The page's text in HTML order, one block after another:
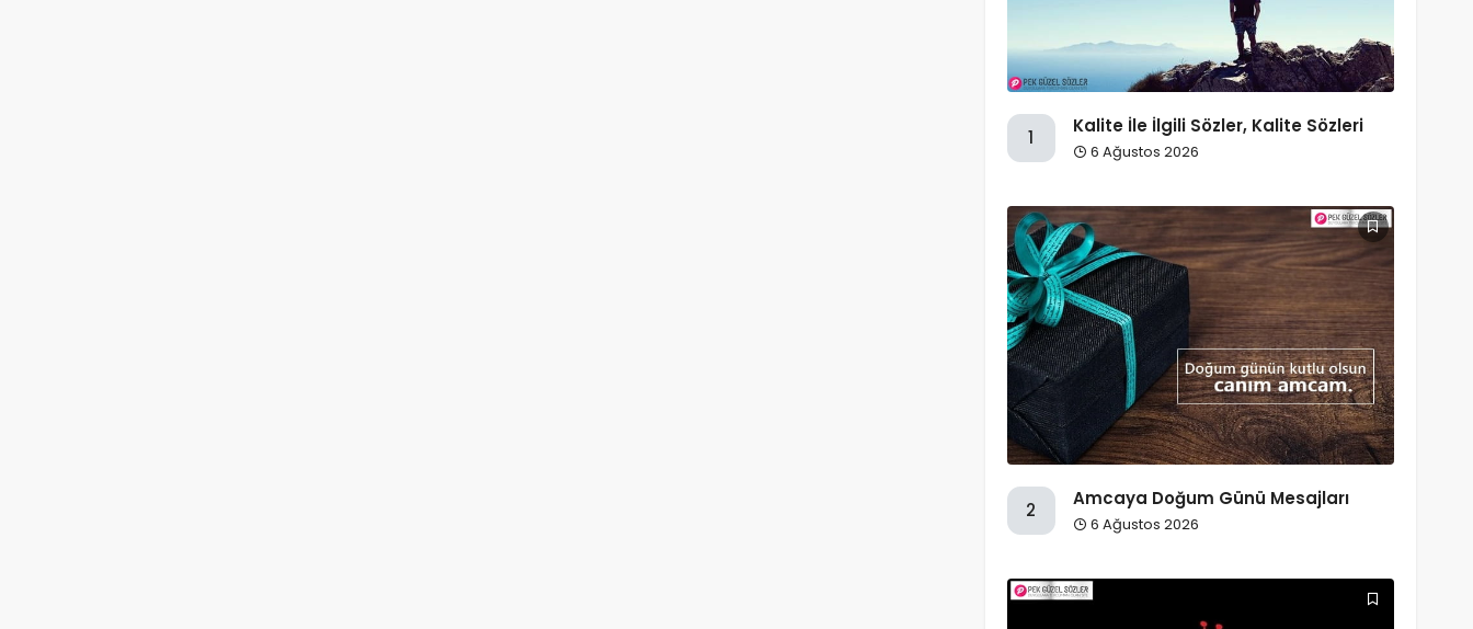
1
Kalite İle İlgili Sözler, Kalite Sözleri
6 Ağustos 2026
2
Amcaya Doğum Günü Mesajları
6 Ağustos 2026